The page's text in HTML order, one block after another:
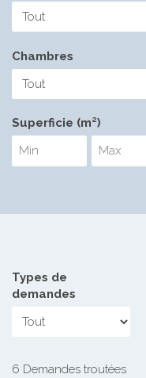
Chambres
Superficie (m²)
Types de
demandes
6 Demandes troutées